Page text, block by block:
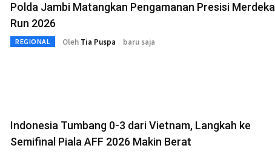
Polda Jambi Matangkan Pengamanan Presisi Merdeka
Run 2026
REGIONAL Oleh Tia Puspa baru saja
Indonesia Tumbang 0-3 dari Vietnam, Langkah ke
Semifinal Piala AFF 2026 Makin Berat